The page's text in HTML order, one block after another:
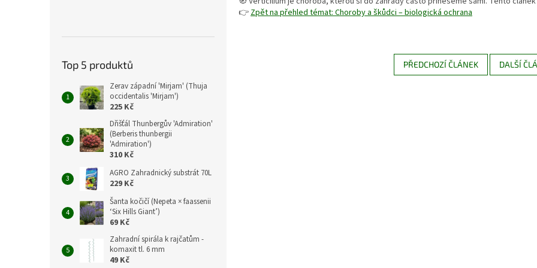
Top 5 produktů
Zerav západní 'Mirjam' (Thuja
occidentalis 'Mirjam')
225 Kč
Dřišťál Thunbergův 'Admiration'
(Berberis thunbergii
'Admiration')
310 Kč
AGRO Zahradnický substrát 70L
229 Kč
Šanta kočičí (Nepeta × faassenii
‘Six Hills Giant’)
69 Kč
Zahradní spirála k rajčatům -
komaxit tl. 6 mm
49 Kč
👉Zpět na přehled témat: Choroby a škůdci – biologická ochrana
PŘEDCHOZÍ ČLÁNEK DALŠÍ